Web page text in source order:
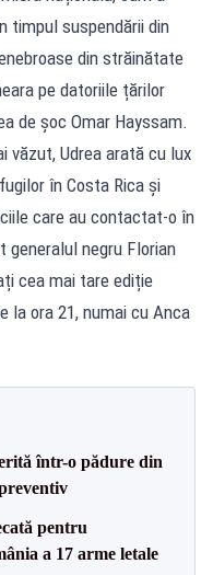
timpul suspendării din
din străinătate
pe datoriile țărilor
de șoc Omar Hayssam.
văzut, Udrea arată cu lux
în Costa Rica și
care au contactat-o în
generalul negru Florian
cea mai tare ediție
la ora 21, numai cu Anca
într-o pădure din
pentru
a 17 arme letale